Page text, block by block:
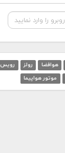
هوافضا رولز رویس
موتور هواپیما